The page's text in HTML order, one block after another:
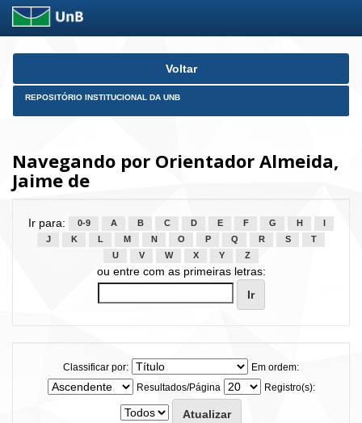
Skip
Voltar
REPOSITÓRIO INSTITUCIONAL DA UNB
Navegando por Orientador Almeida,
Jaime de
Ir para: 0-9 A B C D E F G H
J
K L M N O P Q R S
T
U
V W X Y Z
ou entre com as primeiras letras:
Classificar por:
Em ordem:
Resultados/Página
Registro(s):